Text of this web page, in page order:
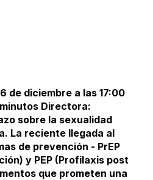
de diciembre a las 17:00
Directora:
sobre la sexualidad
La reciente llegada al
de prevención - PrEP
y PEP (Profilaxis post
que prometen una